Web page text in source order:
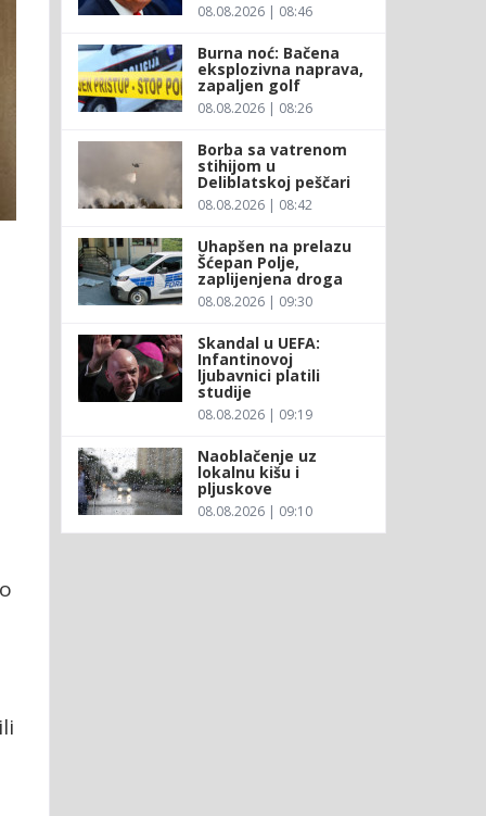
08.08.2026 | 08:46
Burna noć: Bačena
eksplozivna naprava,
zapaljen golf
08.08.2026 | 08:26
Borba sa vatrenom
stihijom u
Deliblatskoj peščari
08.08.2026 | 08:42
Uhapšen na prelazu
Šćepan Polje,
zaplijenjena droga
08.08.2026 | 09:30
Skandal u UEFA:
Infantinovoj
ljubavnici platili
studije
08.08.2026 | 09:19
Naoblačenje uz
lokalnu kišu i
pljuskove
08.08.2026 | 09:10